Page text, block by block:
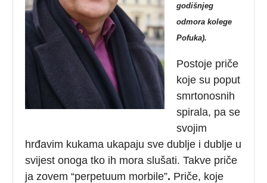
godišnjeg
odmora kolege
Pofuka).
Postoje priče
koje su poput
smrtonosnih
spirala, pa se
svojim
hrđavim kukama ukapaju sve dublje i dublje u
svijest onoga tko ih mora slušati. Takve priče
ja zovem “perpetuum morbile”. Priče, koje